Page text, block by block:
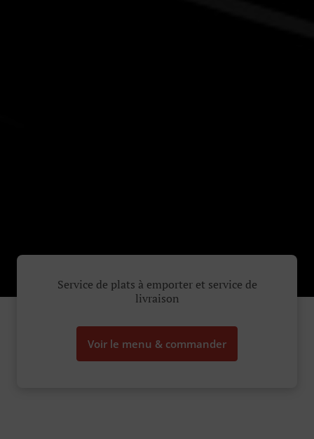
Service de plats à emporter et service de
livraison
Voir le menu & commander